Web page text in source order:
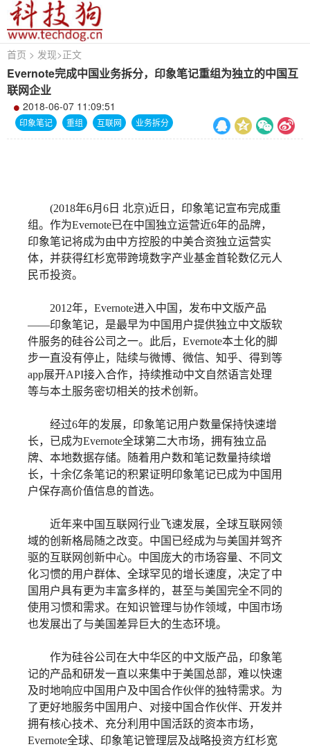
首页 > 发现>正文
Evernote完成中国业务拆分，印象笔记重组为独立的中国互
联网企业
2018-06-07 11:09:51
印象笔记 重组 互联网 业务拆分
(2018年6月6日 北京)近日，印象笔记宣布完成重
组。作为Evernote已在中国独立运营近6年的品牌，
印象笔记将成为由中方控股的中美合资独立运营实
体，并获得红杉宽带跨境数字产业基金首轮数亿元人
民币投资。
2012年，Evernote进入中国，发布中文版产品
——印象笔记，是最早为中国用户提供独立中文版软
件服务的硅谷公司之一。此后，Evernote本土化的脚
步一直没有停止，陆续与微博、微信、知乎、得到等
app展开API接入合作，持续推动中文自然语言处理
等与本土服务密切相关的技术创新。
经过6年的发展，印象笔记用户数量保持快速增
长，已成为Evernote全球第二大市场，拥有独立品
牌、本地数据存储。随着用户数和笔记数量持续增
长，十余亿条笔记的积累证明印象笔记已成为中国用
户保存高价值信息的首选。
近年来中国互联网行业飞速发展，全球互联网领
域的创新格局随之改变。中国已经成为与美国并驾齐
驱的互联网创新中心。中国庞大的市场容量、不同文
化习惯的用户群体、全球罕见的增长速度，决定了中
国用户具有更为丰富多样的，甚至与美国完全不同的
使用习惯和需求。在知识管理与协作领域，中国市场
也发展出了与美国差异巨大的生态环境。
作为硅谷公司在大中华区的中文版产品，印象笔
记的产品和研发一直以来集中于美国总部，难以快速
及时地响应中国用户及中国合作伙伴的独特需求。为
了更好地服务中国用户、对接中国合作伙伴、开发并
拥有核心技术、充分利用中国活跃的资本市场，
Evernote全球、印象笔记管理层及战略投资方红杉宽